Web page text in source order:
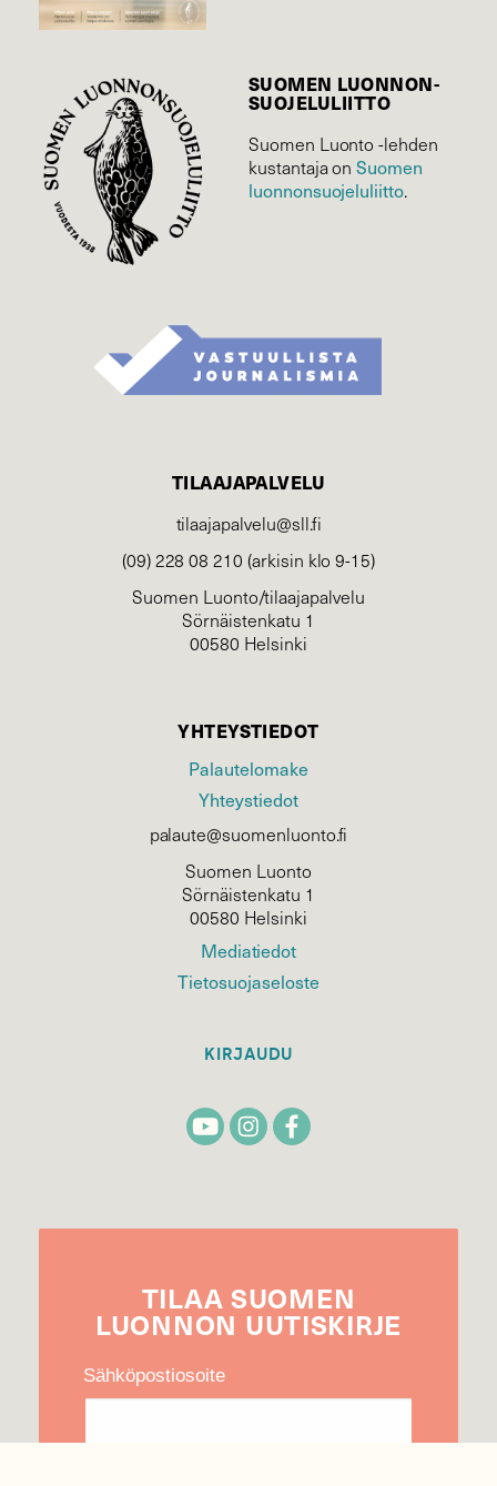
SUOMEN LUONNON­
SUOJELU­LIITTO
Suomen Luonto -lehden
kustantaja onSuomen
luonnonsuojelu­liitto.
TILAAJAPALVELU
tilaajapalvelu@sll.fi
(09) 228 08 210 (arkisin klo 9-15)
Suomen Luonto/tilaajapalvelu
Sörnäistenkatu 1
00580 Helsinki
YHTEYSTIEDOT
Palautelomake
Yhteystiedot
palaute@suomenluonto.fi
Suomen Luonto
Sörnäistenkatu 1
00580 Helsinki
Mediatiedot
Tietosuojaseloste
KIRJAUDU
TILAA SUOMEN
LUONNON UUTIS­KIRJE
Sähköpostiosoite